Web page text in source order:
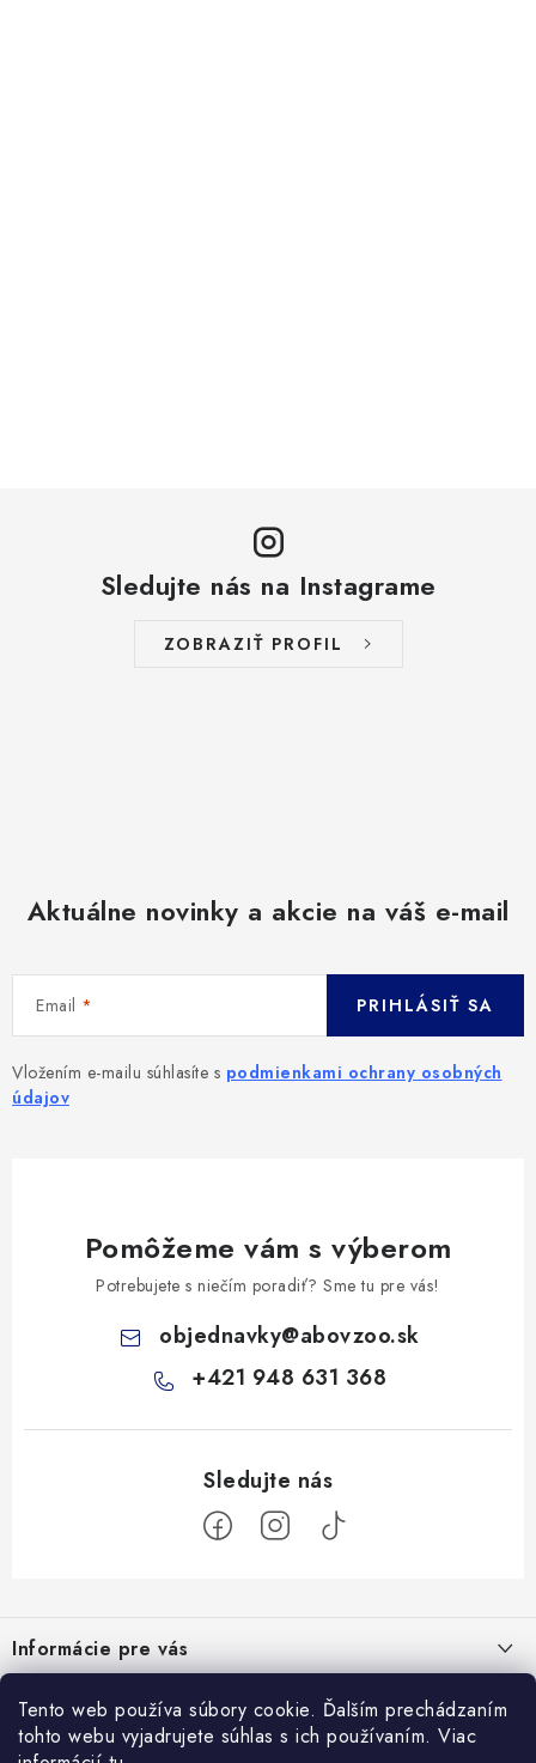
Tento web používa súbory cookie. Ďalším prechádzaním
tohto webu vyjadrujete súhlas s ich používaním. Viac
Sledujte nás na Instagrame
ZOBRAZIŤ PROFIL
Aktuálne novinky a akcie na váš e-mail
Email
Vložením e-mailu súhlasíte s podmienkami ochrany osobných
údajov
PRIHLÁSIŤ SA
Pomôžeme vám s výberom
Potrebujete s niečím poradiť? Sme tu pre vás!
objednavky@abovzoo.sk
+421 948 631 368
p
ä
Informácie pre vás
Všeobecné obchodné podmienky
Podmienky ochrany osobných údajov
Prijímame online platby